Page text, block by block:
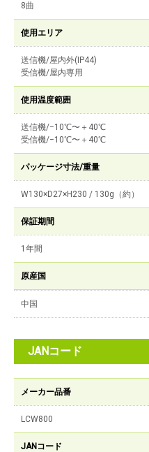
8曲
使用エリア
送信機/屋内外(IP44)
受信機/屋内専用
使用温度範囲
送信機/−10℃〜＋40℃
受信機/−10℃〜＋40℃
パッケージ寸法/重量
W130×D27×H230 / 130g（約）
保証期間
1年間
原産国
中国
JANコード
メーカー品番
LCW800
JANコード